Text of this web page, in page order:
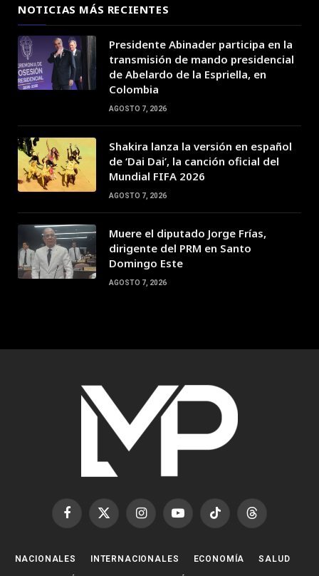
NOTICIAS MÁS RECIENTES
Presidente Abinader participa en la
transmisión de mando presidencial
de Abelardo de la Espriella, en
Colombia
AGOSTO 7, 2026
Shakira lanza la versión en español
de ‘Dai Dai’, la canción oficial del
Mundial FIFA 2026
AGOSTO 7, 2026
Muere el diputado Jorge Frías,
dirigente del PRM en Santo
Domingo Este
AGOSTO 7, 2026
Facebook
X
InstagramYouTubeTikTok Threads
NACIONALES INTERNACIONALES ECONOMÍA SALUD